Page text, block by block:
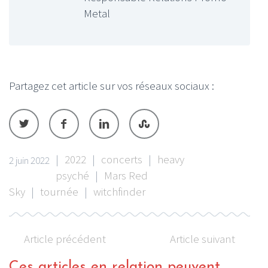
Metal
Partagez cet article sur vos réseaux sociaux :
2 juin 2022 | 2022 | concerts | heavy
psyché | Mars Red
Sky | tournée | witchfinder
Article précédent Article suivant